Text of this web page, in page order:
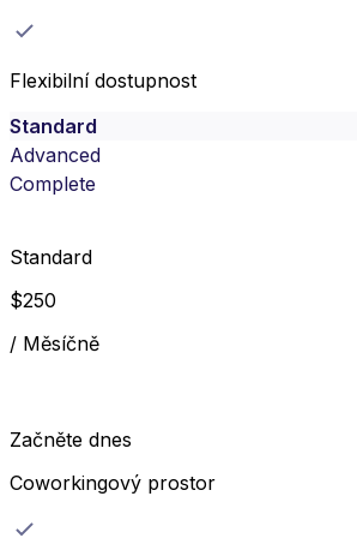
Flexibilní dostupnost
Standard
Advanced
Complete
Standard
$250
/ Měsíčně
Začněte dnes
Coworkingový prostor